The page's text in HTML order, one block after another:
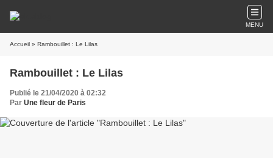
MENU
Accueil » Rambouillet : Le Lilas
Rambouillet : Le Lilas
Publié le 21/04/2020 à 02:32
Par Une fleur de Paris